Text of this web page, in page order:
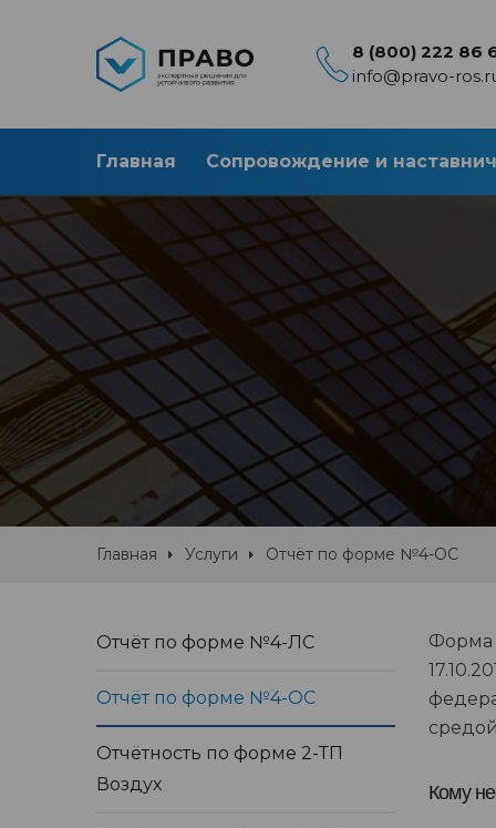
8 (800) 222 86
info@pravo-
Главная Сопровождение и
Главная Услуги Отчёт по форме №4-ОС
Форма
Кому
Отчёт по форме №4-ЛС
Отчёт по форме №4-ОС
Отчётность по форме 2-ТП
Воздух